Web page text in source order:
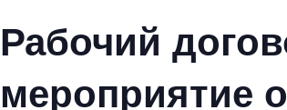
Рабочий
мероприятие